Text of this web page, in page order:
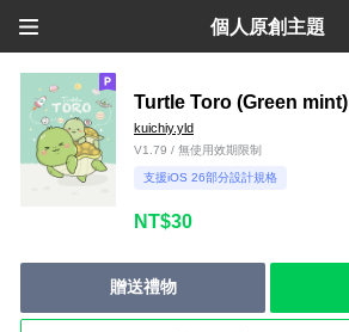
個人原創主題
Turtle Toro (Green mint)
kuichiy.yld
V1.79 / 無使用效期限制
支援iOS 26部分設計規格
NT$30
贈送禮物